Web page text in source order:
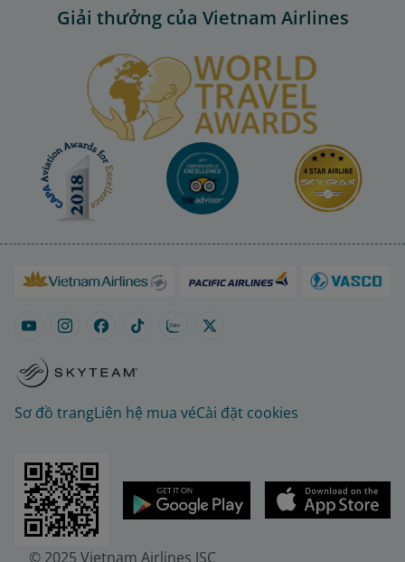
Giải thưởng của Vietnam Airlines
Sơ đồ trangLiên hệ mua véCài đặt cookies
© 2025 Vietnam Airlines JSC